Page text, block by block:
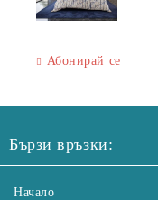
Абонирай се
Бързи връзки:
Начало